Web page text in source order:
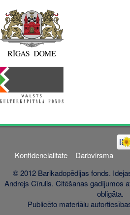
Konfidencialitāte
Darbvirsma
© 2012 Barikadopēdijas fonds.
Andrejs Cīrulis. Citēšanas gadījumos
obligāta.
Publicēto materiālu